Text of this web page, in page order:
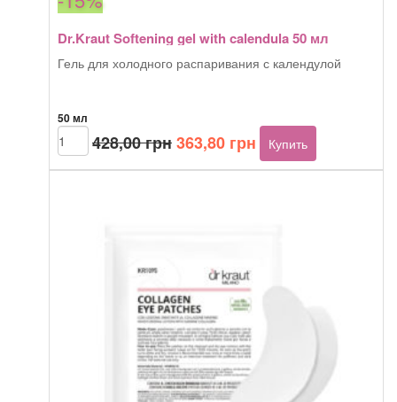
Dr.Kraut Softening gel with calendula 50 мл
Гель для холодного распаривания с календулой
50 мл
428,00грнПервоначальная
цена
363,80 грнТекущая
цена:
Количество
товара
Dr.Kraut
Купить